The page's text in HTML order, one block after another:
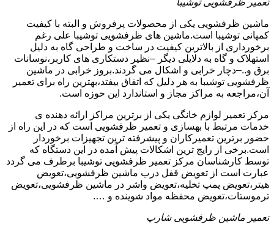
تعمیر ظرفشویی توشیبا
ماشین ظرفشویی یکی از محصولات پرفروش و البته با کیفیت
کمپانی توشیبا است.ماشین های ظرفشویی توشیبا علی رغم
برخورداری از بالاترین کیفیت در ساخت و طراحی گاه به دلیل
استهلاک و گاه به دلایلی دیگر –نظیر دستکاری های کاربر،نوسانات
برق و..–دچار خرابی و اشکال می گردند.بروز خرابی در ماشین
ظرفشویی توشیبا به هر دلیل که اتفاق بیفتد،بهترین راه برای تعمیر
آن،مراجعه به مراکز مجاز و استاندارد این حوزه است.
مرکز تعمیر لوازم خانگی یکی از برترین مراکز ارائه دهنده ی
خدمات مرتبط با بهسازی و تعمیر ظرفشویی است که در این راه از
حضور برترین تعمیرکاران و پیشرفته ترین تجهیزات برخوردار
است.برخی از رایج ترین اشکالات پیش آمده در این دستگاه که
توسط کارشناسان مرکز تعمیر ظرفشویی توشیبا برطرف می گردد
عبارت است از تعویض قفل درب ماشین ظرفشویی،تعویض
هیتر،تعویض پمپ تخلیه،تعویض واشر در ماشین ظرفشویی،تعویض
ترموستات،تعویض محفظه مواد شوینده و ….
تعمیر ماشین ظرفشویی شارپ